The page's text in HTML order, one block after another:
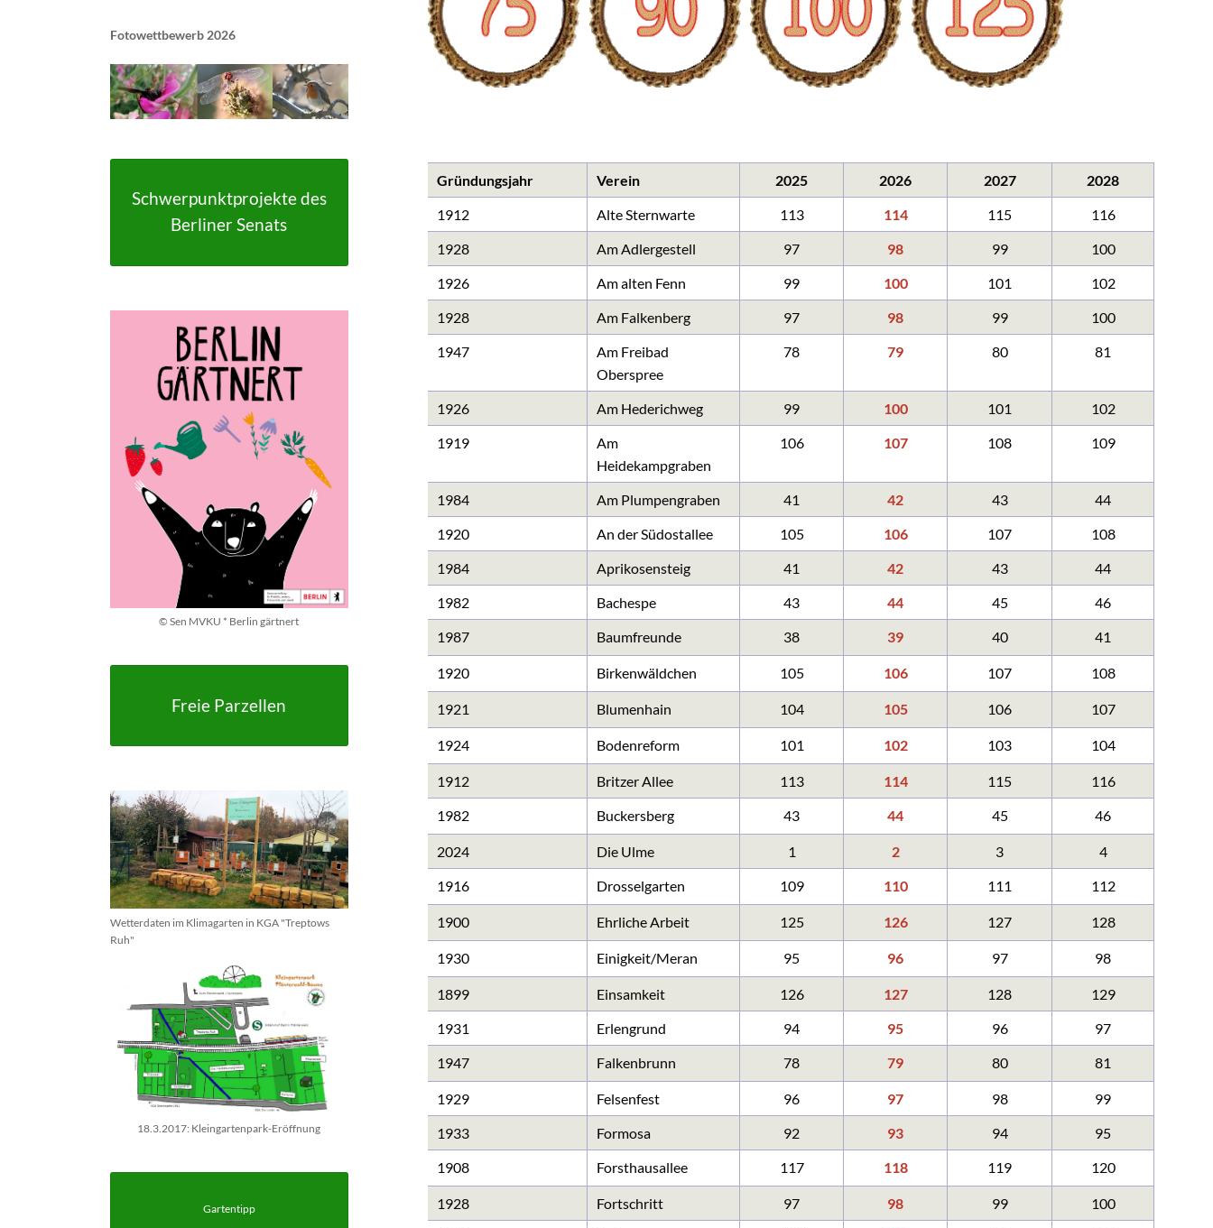
Wildbienenschaugarten Schöneweide
Veranstaltungen
Infomaterial
Tram M 41
FAQ-Liste
Newsletter
Argumentationen
Links
Gründungsjahr Verein 2025 2026 2027
2028
1912
Alte Sternwarte 113 114 115
116
1928
Am Adlergestell 97 98 99
100
1926
Am alten Fenn 99 100 101
102
1928
Am Falkenberg 97 98 99
100
1947
Am Freibad
Oberspree
78 79 80 81
1926 Am Hederichweg 99 100 101
102
1919
Am
Heidekampgraben
106 107 108 109
1984 Am Plumpengraben 41 42 43
44
1920
An der Südostallee 105 106 107
108
1984
Aprikosensteig 41 42 43
44
1982
Bachespe 43 44 45
46
1987
Baumfreunde 38 39 40 41
1920 Birkenwäldchen 105 106 107 108
1921 Blumenhain 104 105 106 107
1924 Bodenreform 101 102 103 104
1912 Britzer Allee 113 114 115
116
1982
Buckersberg 43 44 45 46
2024 Die Ulme 1 2 3
4
1916
Drosselgarten 109 110 111 112
1900 Ehrliche Arbeit 125 126 127 128
1930 Einigkeit/Meran 95 96 97 98
1899 Einsamkeit 126 127 128
129
1931
Erlengrund 94 95 96
97
1947
Falkenbrunn 78 79 80 81
1929 Felsenfest 96 97 98
99
1933
Formosa 92 93 94
95
1908
Forsthausallee 117 118 119 120
1928 Fortschritt 97 98 99
100
Fotowettbewerb 2026
Schwerpunktprojekte des
Berliner Senats
© Sen MVKU * Berlin gärtnert
Freie Parzellen
Wetterdaten im Klimagarten in KGA "Treptows
Ruh"
18.3.2017: Kleingartenpark-Eröffnung
Gartentipp